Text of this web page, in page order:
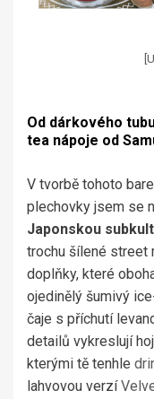
Od dárkového
tea nápoje od
V tvorbě tohoto
plechovky jsem se
Japonskou
trochu šílené street
doplňky, které
ojedinělý šumivý
čaje s příchutí
detailů vykreslují
kterými tě tenhle
lahvovou verzí